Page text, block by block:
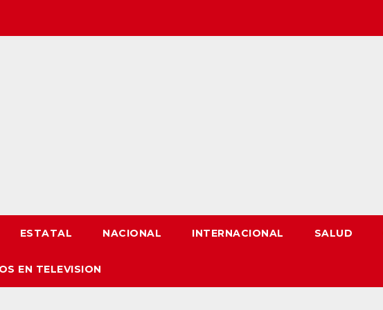
ESTATAL NACIONAL INTERNACIONAL SALUD
EN TELEVISION